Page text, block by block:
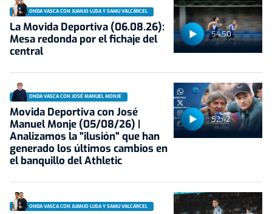
54:50
ONDA VASCA CON JUANJO LUSA Y SAMU VALCÁRCEL
La Movida Deportiva (06.08.26):
Mesa redonda por el fichaje del
central
52:42
ONDA VASCA CON JOSÉ MANUEL MONJE
Movida Deportiva con José
Manuel Monje (05/08/26) |
Analizamos la "ilusión" que han
generado los últimos cambios en
el banquillo del Athletic
ONDA VASCA CON JUANJO LUSA Y SAMU VALCÁRCEL